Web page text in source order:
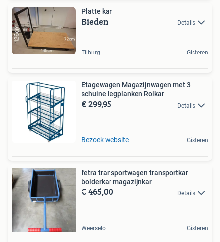
Platte kar
Bieden Details
Tilburg Gisteren
Etagewagen Magazijnwagen met 3
schuine legplanken Rolkar
€ 299,95 Details
Bezoek website Gisteren
fetra transportwagen transportkar
bolderkar magazijnkar
€ 465,00 Details
Weerselo Gisteren